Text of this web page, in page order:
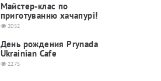
Майстер-клас по
приготуванню хачапурі!
2052
День рождения Prynada
Ukrainian Cafe
2275